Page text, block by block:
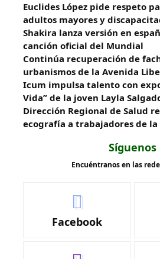
Euclides López pide respeto
adultos mayores y
Shakira lanza versión en
canción oficial del Mundial
Continúa recuperación de
urbanismos de la Avenida
Icum impulsa talento con
Vida” de la joven Layla
‎Dirección Regional de Salud
ecografía a trabajadores de la
Síguenos
Encuéntranos en las
Facebook